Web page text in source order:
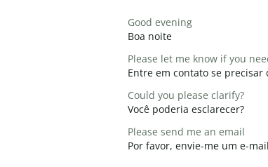
Good evening
Boa noite
Please let me know if you
Entre em contato se
Could you please clarify?
Você poderia esclarecer?
Please send me an email
Por favor, envie-me um e-mail